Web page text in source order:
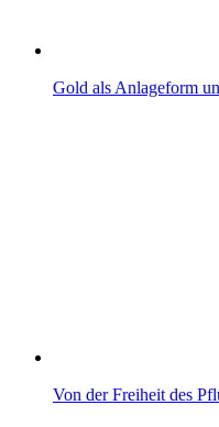
Gold als Anlageform
Von der Freiheit des